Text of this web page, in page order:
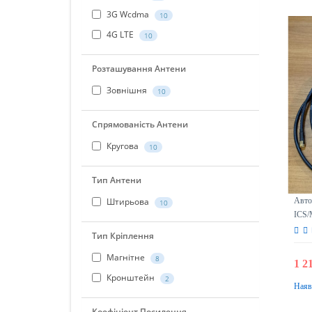
3G Wcdma 10
4G LTE 10
Розташування Антени
Зовнішня
10
Спрямованість Антени
Кругова
10
Тип Антени
Штирьова
10
Тип Кріплення
Магнітне
8
Кронштейн 2
Авто
ICS/
1